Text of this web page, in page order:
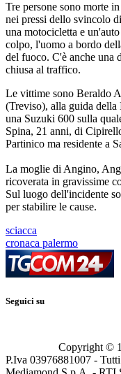
Tre persone sono morte
nei pressi dello svincolo
una motocicletta e
colpo, l'uomo a bordo
del fuoco. C'è anche una
chiusa al traffico.
Le vittime sono Beraldo
(Treviso), alla guida della
una Suzuki 600 sulla
Spina, 21 anni, di
Partinico ma residente a
La moglie di Angino,
ricoverata in gravissime
Sul luogo dell'incidente
per stabilire le cause.
sciacca
cronaca palermo
Seguici su
Copyright ©
P.Iva 03976881007 -